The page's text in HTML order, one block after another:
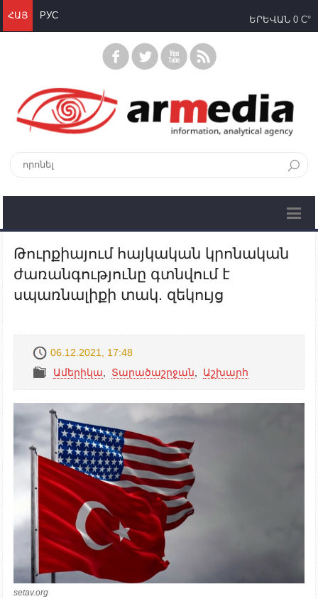
ՀԱՅ РУС ԵՐԵՎԱՆ 0 C°
Թուրքիայում հայկական կրոնական
ժառանգությունը գտնվում է
սպառնալիքի տակ. զեկույց
06.12.2021, 17:48
Ամերիկա
Տարածաշրջան Աշխարհ
setav.org